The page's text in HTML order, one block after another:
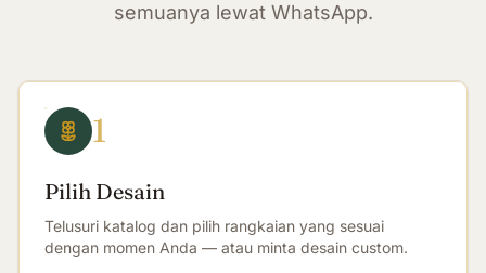
semuanya lewat WhatsApp.
1
Pilih Desain
Telusuri katalog dan pilih rangkaian yang sesuai
dengan momen Anda — atau minta desain custom.